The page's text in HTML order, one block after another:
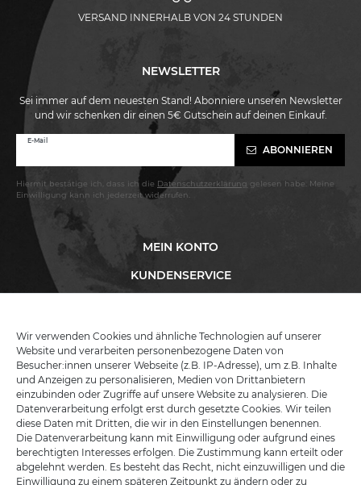
VERSAND INNERHALB VON 24 STUNDEN
MEIN KONTO
KUNDENSERVICE
NEWSLETTER
Sei immer auf dem neuesten Stand! Abonniere unseren Newsletter
und wir schenken dir einen 5€ Gutschein auf deinen Einkauf.
E-Mail
ABONNIEREN
Newsletter
Hiermit bestätige ich, dass ich die Daten­schutz­erklärung gelesen habe. Meine
Einwilligung kann ich jederzeit widerrufen.
KATANA-LAND
R.B. Trading GmbH
Lutzweg 2a
D - 04910 Elsterwerda
Hotline: +49 (0) 3533487781
Technik:
+49 (0) 3533487440
Wir verwenden Cookies und ähnliche Technologien auf unserer
Website und verarbeiten personenbezogene Daten von
Besucher:innen unserer Webseite (z.B. IP-Adresse), um z.B. Inhalte
und Anzeigen zu personalisieren, Medien von Drittanbietern
einzubinden oder Zugriffe auf unsere Website zu analysieren. Die
Datenverarbeitung erfolgt erst durch gesetzte Cookies. Wir teilen
diese Daten mit Dritten, die wir in den Einstellungen benennen.
Die Datenverarbeitung kann mit Einwilligung oder aufgrund eines
berechtigten Interesses erfolgen. Die Zustimmung kann erteilt oder
abgelehnt werden. Es besteht das Recht, nicht einzuwilligen und die
Einwilligung zu einem späteren Zeitpunkt zu ändern oder zu